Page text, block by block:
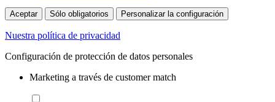
Aceptar Sólo obligatorios Personalizar la configuración
Nuestra política de privacidad
Configuración de protección de datos personales
Marketing a través de customer match